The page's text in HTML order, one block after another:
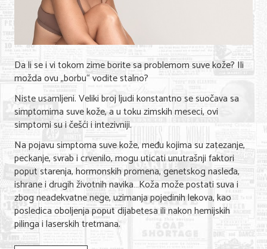
Da li se i vi tokom zime borite sa problemom suve kože? Ili
možda ovu „borbu“ vodite stalno?
Niste usamljeni. Veliki broj ljudi konstantno se suočava sa
simptomima suve kože, a u toku zimskih meseci, ovi
simptomi su i češći i intezivniji.
Na pojavu simptoma suve kože, među kojima su zatezanje,
peckanje, svrab i crvenilo, mogu uticati unutrašnji faktori
poput starenja, hormonskih promena, genetskog nasleđa,
ishrane i drugih životnih navika…Koža može postati suva i
zbog neadekvatne nege, uzimanja pojedinih lekova, kao
posledica oboljenja poput dijabetesa ili nakon hemijskih
pilinga i laserskih tretmana.